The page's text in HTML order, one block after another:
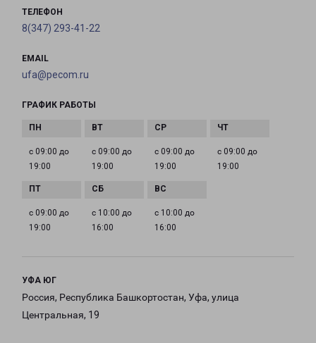
ТЕЛЕФОН
8(347) 293-41-22
EMAIL
ufa@pecom.ru
ГРАФИК РАБОТЫ
с 09:00 до
19:00
с 09:00 до
19:00
с 09:00 до
19:00
с 09:00 до
19:00
с 09:00 до
19:00
с 10:00 до
16:00
с 10:00 до
16:00
УФА ЮГ
Россия, Республика Башкортостан, Уфа, улица
Центральная, 19